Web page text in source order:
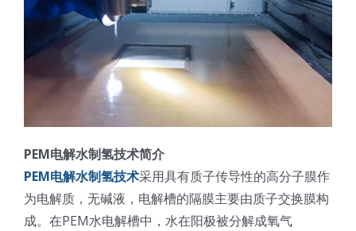
锂电技术科普
半导体技术科普
医疗器械技术科普
粉体行业技术科普
关于我们
中文
中文
ENGLISH
PEM电解水制氢技术简介
PEM电解水制氢技术采用具有质子传导性的高分子膜作
为电解质，无碱液，电解槽的隔膜主要由质子交换膜构
成。在PEM水电解槽中，水在阳极被分解成氧气